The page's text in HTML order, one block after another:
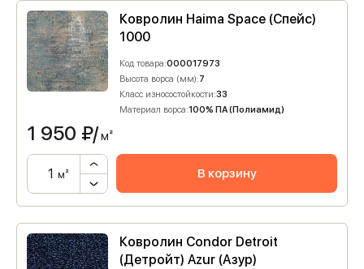
Ковролин Haima Space (Спейс)
1000
Код товара:000017973
Высота ворса (мм):7
Класс износостойкости:33
Материал ворса:100% ПА (Полиамид)
1 950 ₽/м²
м² В корзину
Ковролин Condor Detroit
(Детройт) Azur (Азур)